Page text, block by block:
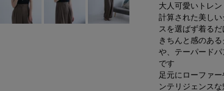
大人可愛いトレ
計算された美し
スを選ばず着る
きちんと感のあ
や、テーパード
です
足元にローファ
ンテリジェンス